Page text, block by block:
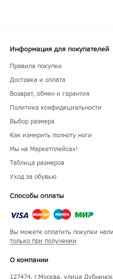
Информация для покупателей
Правила покупки
Доставка и оплата
Возврат, обмен и гарантия
Политика конфидециальности
Выбор размера
Как измерить полноту ноги
Мы на Маркетплейсах!
Таблица размеров
Уход за обувью
Способы оплаты
Вы можете оплатить покупки
только при получении
О компании
127474, г.Москва, улица